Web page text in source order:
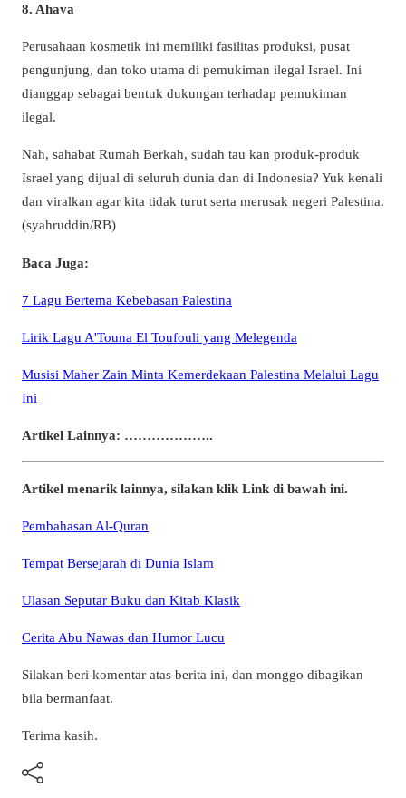
8. Ahava
Perusahaan kosmetik ini memiliki fasilitas produksi, pusat
pengunjung, dan toko utama di pemukiman ilegal Israel. Ini
dianggap sebagai bentuk dukungan terhadap pemukiman
ilegal.
Nah, sahabat Rumah Berkah, sudah tau kan produk-produk
Israel yang dijual di seluruh dunia dan di Indonesia? Yuk kenali
dan viralkan agar kita tidak turut serta merusak negeri Palestina.
(syahruddin/RB)
Baca Juga:
7 Lagu Bertema Kebebasan Palestina
Lirik Lagu A'Touna El Toufouli yang Melegenda
Musisi Maher Zain Minta Kemerdekaan Palestina Melalui Lagu
Ini
Artikel Lainnya: ………………..
Artikel menarik lainnya, silakan klik Link di bawah ini.
Pembahasan Al-Quran
Tempat Bersejarah di Dunia Islam
Ulasan Seputar Buku dan Kitab Klasik
Cerita Abu Nawas dan Humor Lucu
Silakan beri komentar atas berita ini, dan monggo dibagikan
bila bermanfaat.
Terima kasih.